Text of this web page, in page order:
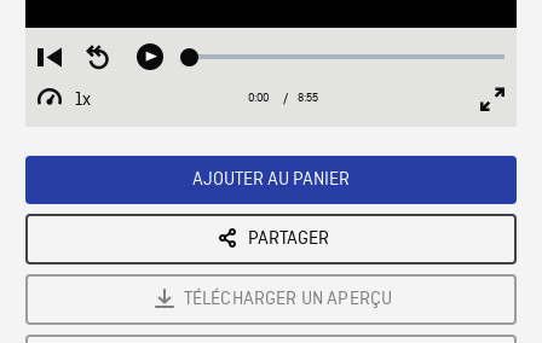
Restart
from
beginning
Seek
Play Loaded:
1x
Playback
Current
0:00 / Duration
8:55
AJOUTER AU PANIER
PARTAGER
TÉLÉCHARGER UN APERÇU